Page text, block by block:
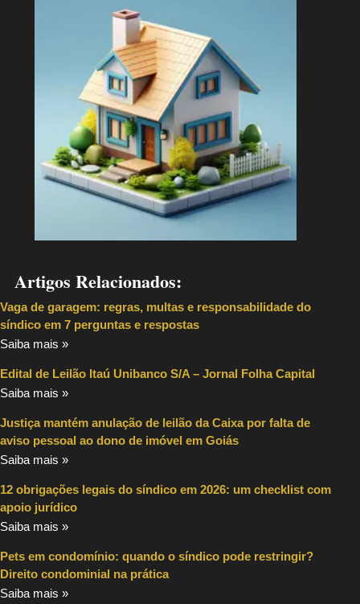
Artigos Relacionados:
Vaga de garagem: regras, multas e responsabilidade do
síndico em 7 perguntas e respostas
Saiba mais »
Edital de Leilão Itaú Unibanco S/A – Jornal Folha Capital
Saiba mais »
Justiça mantém anulação de leilão da Caixa por falta de
aviso pessoal ao dono de imóvel em Goiás
Saiba mais »
12 obrigações legais do síndico em 2026: um checklist com
apoio jurídico
Saiba mais »
Pets em condomínio: quando o síndico pode restringir?
Direito condominial na prática
Saiba mais »